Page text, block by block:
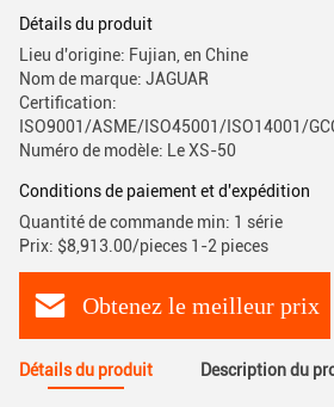
Détails du produit
Lieu d'origine: Fujian, en Chine
Nom de marque: JAGUAR
Certification:
ISO9001/ASME/ISO45001/ISO14001/
Numéro de modèle: Le XS-50
Conditions de paiement et d'expédition
Quantité de commande min: 1 série
Prix: $8,913.00/pieces 1-2 pieces
Obtenez le meilleur prix
Détails du produit Description du